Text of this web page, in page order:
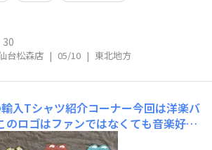
30
台松森店 | 05/10 | 東北地方
入Tシャツ紹介コーナー今回は洋楽バ
のロゴはファンではなくても音楽好き
ある！？でしょう👀「ローリングスト